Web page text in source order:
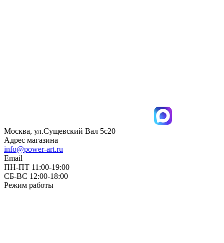
Москва, ул.Сущевский Вал 5с20
Адрес магазина
info@power-art.ru
Email
ПН-ПТ 11:00-19:00
СБ-ВС 12:00-18:00
Режим работы